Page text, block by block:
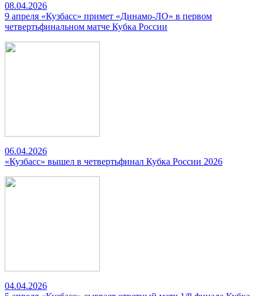
08.04.2026
9 апреля «Кузбасс» примет «Динамо-ЛО» в первом
четвертьфинальном матче Кубка России
06.04.2026
«Кузбасс» вышел в четвертьфинал Кубка России 2026
04.04.2026